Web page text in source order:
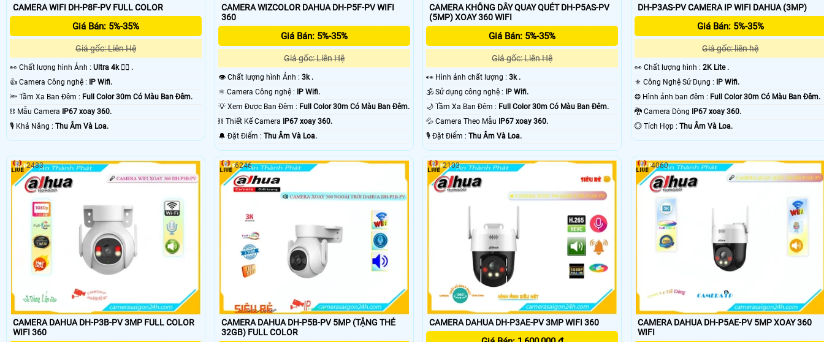
CAMERA WIFI DH-P8F-PV FULL COLOR
Giá Bán: 5%-35%
Giá gốc: Liên Hệ
️👀 Chất lượng hình Ảnh : Ultra 4k 👍🏾 .
👍 Camera Công nghệ :
IP Wifi.
🔦 Tầm Xa Ban Đêm : Full Color 30m Có Màu Ban Ðêm.
⛓ Mẫu Camera
IP67 xoay 360.
️🎙 Khả Năng : Thu Âm Và Loa.
CAMERA WIZCOLOR DAHUA DH-P5F-PV WIFI
360
Giá Bán: 5%-35%
Giá gốc: Liên Hệ
👁 Chất lượng hình Ảnh : 3k .
⚛️ Camera Công nghệ :
IP Wifi.
💡 Xem Được Ban Đêm : Full Color 30m Có Màu Ban Ðêm.
⛓ Thiết Kế Camera
IP67 xoay 360.
️🔔 Đặt Điểm : Thu Âm Và Loa.
CAMERA KHÔNG DÂY QUAY QUÉT DH-P5AS-PV
(5MP) XOAY 360 WIFI
Giá Bán: 5%-35%
Giá gốc: Liên Hệ
️👀 Hình ảnh chất lượng :3k .
🕉️ Sử dụng công nghệ :
IP Wifi.
🌙 Tầm Xa Ban Đêm : Full Color 30m Có Màu Ban Ðêm.
💦 Camera Theo Mẫu
IP67 xoay 360.
️🎙 Đặt Điểm :Thu Âm Và Loa.
DH-P3AS-PV CAMERA IP WIFI DAHUA (3MP)
Giá Bán: 5%-35%
Giá gốc: liên hệ
️👀 Chất lượng hình : 2K Lite .
⚜️ Công Nghệ Sử Dụng :
IP Wifi.
❂ Hình ảnh ban đêm : Full Color 30m Có Màu Ban Ðêm.
🐉️ Camera Dòng
IP67 xoay 360.
️💮 Tích Hợp : Thu Âm Và Loa.
CAMERA DAHUA DH-P3B-PV 3MP FULL COLOR
WIFI 360
2483
CAMERA DAHUA DH-P5B-PV 5MP (TẶNG THẺ
32GB) FULL COLOR
6246
CAMERA DAHUA DH-P3AE-PV 3MP WIFI 360
2103
CAMERA DAHUA DH-P5AE-PV 5MP XOAY 360
WIFI
4060